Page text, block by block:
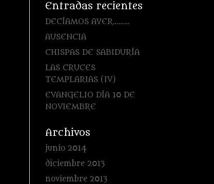
Entradas recientes
DECÍAMOS AYER………
AUSENCIA
CHISPAS DE SABIDURÍA
LAS CRUCES
TEMPLARIAS (IV)
EVANGELIO DÍA 10 DE
NOVIEMBRE
Archivos
junio 2014
diciembre 2013
noviembre 2013